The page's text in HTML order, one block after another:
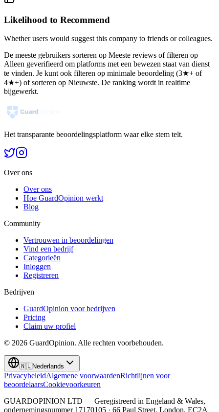
Likelihood to Recommend
Whether users would suggest this company to friends or colleagues.
De meeste gebruikers sorteren op Meeste reviews of filteren op
Alleen geverifieerd om platforms met een bewezen staat van dienst
te vinden. Je kunt ook filteren op minimale beoordeling (3★+ of
4★+) of sorteren op Nieuwste. De ranking wordt in realtime
bijgewerkt.
Het transparante beoordelingsplatform waar elke stem telt.
Over ons
Over ons
Hoe GuardOpinion werkt
Blog
Community
Vertrouwen in beoordelingen
Vind een bedrijf
Categorieën
Inloggen
Registreren
Bedrijven
GuardOpinion voor bedrijven
Pricing
Claim uw profiel
© 2026 GuardOpinion. Alle rechten voorbehouden.
🇳🇱Nederlands
PrivacybeleidAlgemene voorwaardenRichtlijnen voor
beoordelaarsCookievoorkeuren
GUARDOPINION LTD — Geregistreerd in Engeland & Wales,
ondernemingsnummer 17170105 · 66 Paul Street, London, EC2A